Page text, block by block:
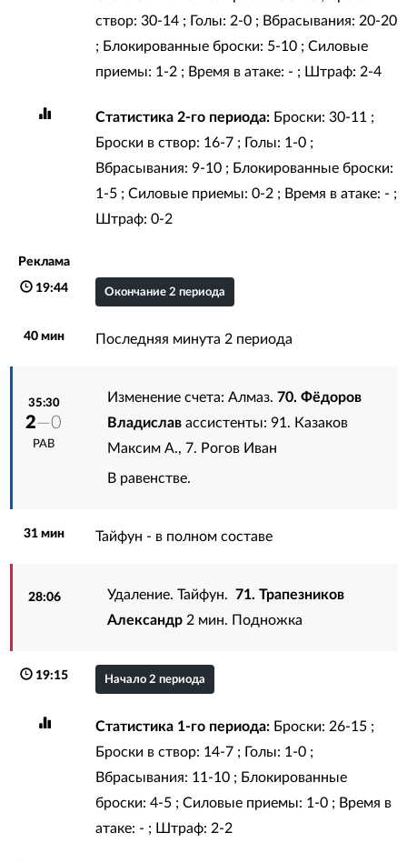
створ: 30-14 ; Голы: 2-0 ; Вбрасывания: 20-20
; Блокированные броски: 5-10 ; Силовые
приемы: 1-2 ; Время в атаке: - ; Штраф: 2-4
Статистика 2-го периода:Броски: 30-11 ;
Броски в створ: 16-7 ; Голы: 1-0 ;
Вбрасывания: 9-10 ; Блокированные броски:
1-5 ; Силовые приемы: 0-2 ; Время в атаке: - ;
Штраф: 0-2
Реклама
19:44 Окончание 2 периода
40 мин Последняя минута 2 периода
35:30
2—0
РАВ
Изменение счета: Алмаз.70. Фёдоров
Владислав ассистенты:91. Казаков
Максим А., 7. Рогов Иван
В равенстве.
31 мин Тайфун - в полном составе
28:06 Удаление. Тайфун.71. Трапезников
Александр 2 мин. Подножка
19:15 Начало 2 периода
Статистика 1-го периода:Броски: 26-15 ;
Броски в створ: 14-7 ; Голы: 1-0 ;
Вбрасывания: 11-10 ; Блокированные
броски: 4-5 ; Силовые приемы: 1-0 ; Время в
атаке: - ; Штраф: 2-2